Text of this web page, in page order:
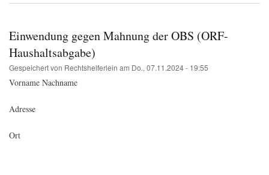
Einwendung gegen Mahnung der OBS (ORF-
Haushaltsabgabe)
Gespeichert von Rechtshelferlein am Do., 07.11.2024 - 19:55
Vorname Nachname
Adresse
Ort